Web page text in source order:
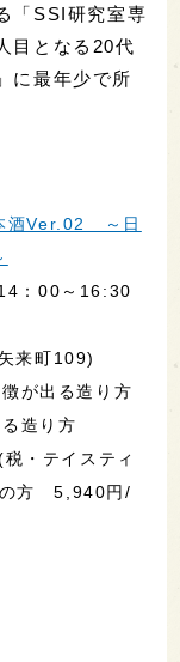
「SSI研究室専
目となる20代
に最年少で所
酒Ver.02 ～日
：00～16:30
来町109)
が出る造り方
造り方
・テイスティ
の方 5,940円/